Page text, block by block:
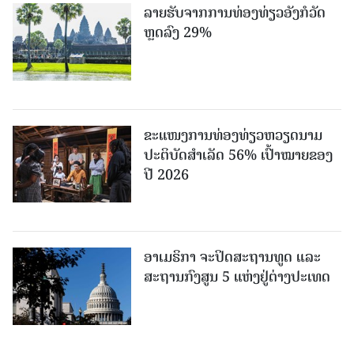
ລາຍຮັບຈາກການທ່ອງທ່ຽວອັງກໍວັດ
ຫຼດລົງ 29%
ຂະ​ແໜງ​ການ​ທ່ອງ​ທ່ຽວຫວຽດນາມ ​
ປະ​ຕິ​ບັດ​ສຳ​ເລັດ 56% ເປົ້າ​ໝາຍຂອງ
ປີ 2026
ອາເມຣິກາ ຈະປິດສະຖານທູດ ແ​ລະ
ສະຖານກົງສູນ 5 ແຫ່ງ​ຢູ່​ຕ່າງ​ປະ​ເທດ